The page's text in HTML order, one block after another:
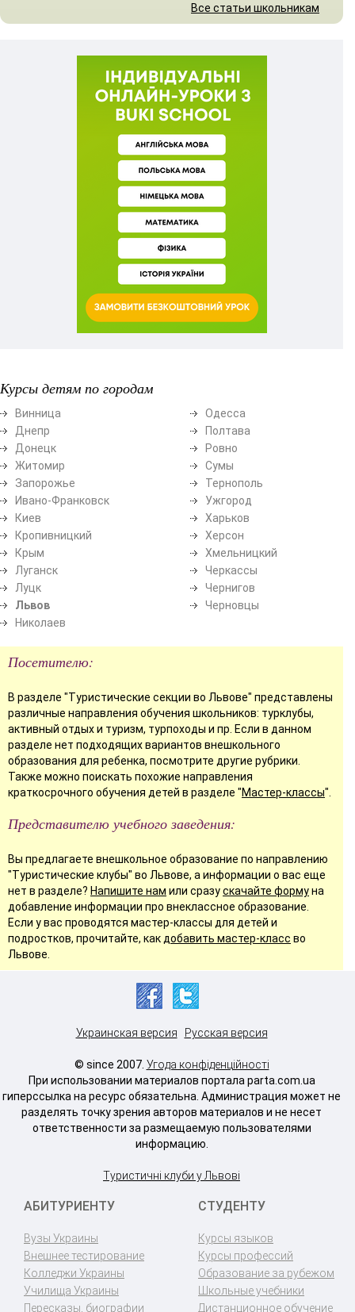
Все статьи школьникам
Курсы детям по городам
Винница
Днепр
Донецк
Житомир
Запорожье
Ивано-Франковск
Киев
Кропивницкий
Крым
Луганск
Луцк
Львов
Николаев
Одесса
Полтава
Ровно
Сумы
Тернополь
Ужгород
Харьков
Херсон
Хмельницкий
Черкассы
Чернигов
Черновцы
Посетителю:
В разделе "Туристические секции во Львове" представлены
различные направления обучения школьников: турклубы,
активный отдых и туризм, турпоходы и пр. Если в данном
разделе нет подходящих вариантов внешкольного
образования для ребенка, посмотрите другие рубрики.
Также можно поискать похожие направления
краткосрочного обучения детей в разделе "Мастер-классы".
Представителю учебного заведения:
Вы предлагаете внешкольное образование по направлению
"Туристические клубы" во Львове, а информации о вас еще
нет в разделе? Напишите нам или сразускачайте формуна
добавление информации про внеклассное образование.
Если у вас проводятся мастер-классы для детей и
подростков, прочитайте, как добавить мастер-класс во
Львове.
Украинская версия Русская версия
© since 2007. Угода конфіденційності
При использовании материалов портала parta.com.ua
гиперссылка на ресурс обязательна. Администрация может не
разделять точку зрения авторов материалов и не несет
ответственности за размещаемую пользователями
информацию.
Туристичні клуби у Львові
АБИТУРИЕНТУ
Вузы Украины
Внешнее тестирование
Колледжи Украины
Училища Украины
Пересказы, биографии
СТУДЕНТУ
Курсы языков
Курсы профессий
Образование за рубежом
Школьные учебники
Дистанционное обучение